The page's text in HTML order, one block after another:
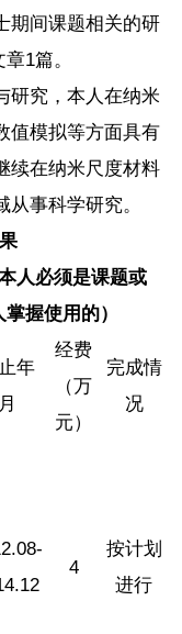
期间课题相关的研
1篇。
研究，本人在纳米
值模拟等方面具有
续在纳米尺度材料
事科学研究。
人必须是课题或
握使用的）
年
月
经费
（万
元）
完成情
况
4
按计划
进行